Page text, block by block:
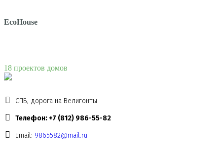
EcoHouse
18 проектов домов
СПБ, дорога на Велигонты
Телефон: +7 (812) 986-55-82
Email: 9865582@mail.ru